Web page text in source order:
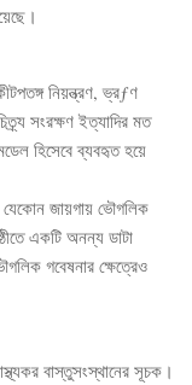
নিয়ন্ত্রণ, ভ্রƒণ
সংরক্ষণ ইত্যাদির মত
হিসেবে ব্যবহৃত হয়ে
যেকোন জায়গায় ভৌগলিক
একটি অনন্য ডাটা
গবেষনার ক্ষেত্রেও
বাস্তুসংস্থানের সূচক।